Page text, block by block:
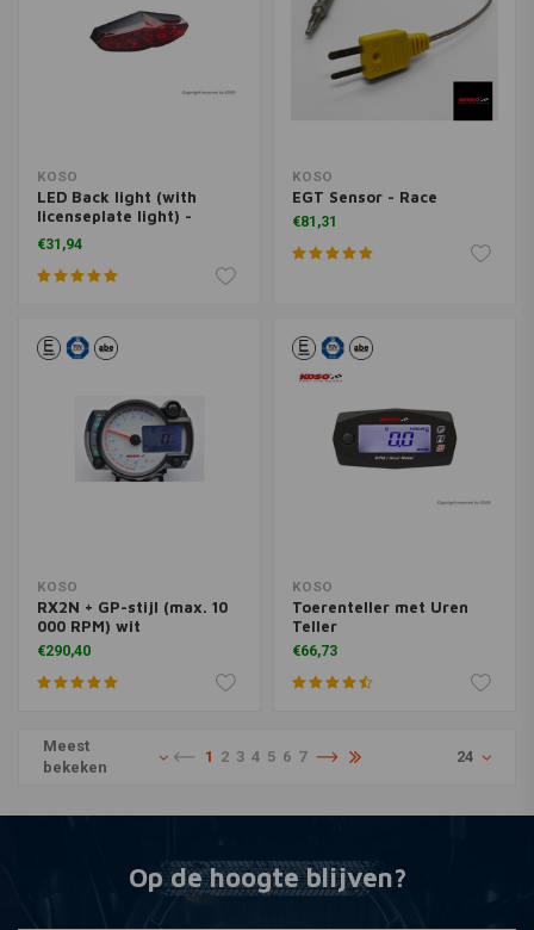
KOSO
LED Back light (with
licenseplate light) -
Infinity red
€31,94
KOSO
EGT Sensor - Race
€81,31
KOSO
RX2N + GP-stijl (max. 10
000 RPM) wit
€290,40
KOSO
Toerenteller met Uren
Teller
€66,73
Meest
bekeken
1 2 3 4 5 6 7 24
Op de hoogte blijven?